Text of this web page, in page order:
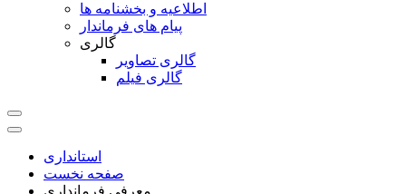
اطلاعیه و بخشنامه ها
پیام های فرماندار
گالری
گالری تصاویر
گالری فیلم
استانداری
صفحه نخست
معرفی فرمانداری